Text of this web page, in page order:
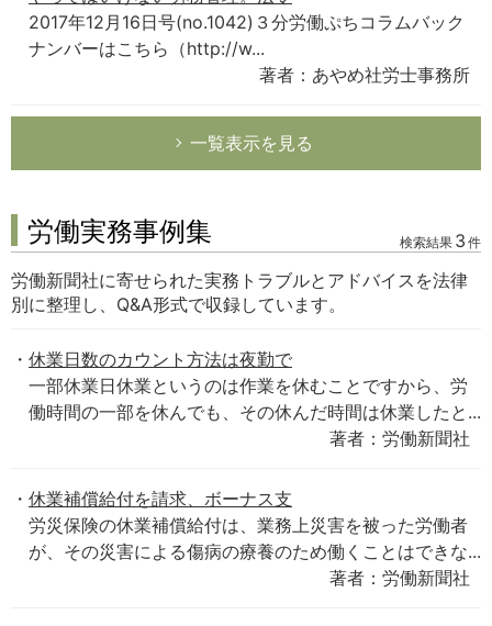
2017年12月16日号(no.1042)３分労働ぷちコラムバック
ナンバーはこちら（http://w...
著者：あやめ社労士事務所
一覧表示を見る
労働実務事例集 検索結果 3 件
労働新聞社に寄せられた実務トラブルとアドバイスを法律
別に整理し、Q&A形式で収録しています。
休業日数のカウント方法は夜勤で
一部休業日休業というのは作業を休むことですから、労
働時間の一部を休んでも、その休んだ時間は休業したと...
著者：労働新聞社
休業補償給付を請求、ボーナス支
労災保険の休業補償給付は、業務上災害を被った労働者
が、その災害による傷病の療養のため働くことはできな...
著者：労働新聞社